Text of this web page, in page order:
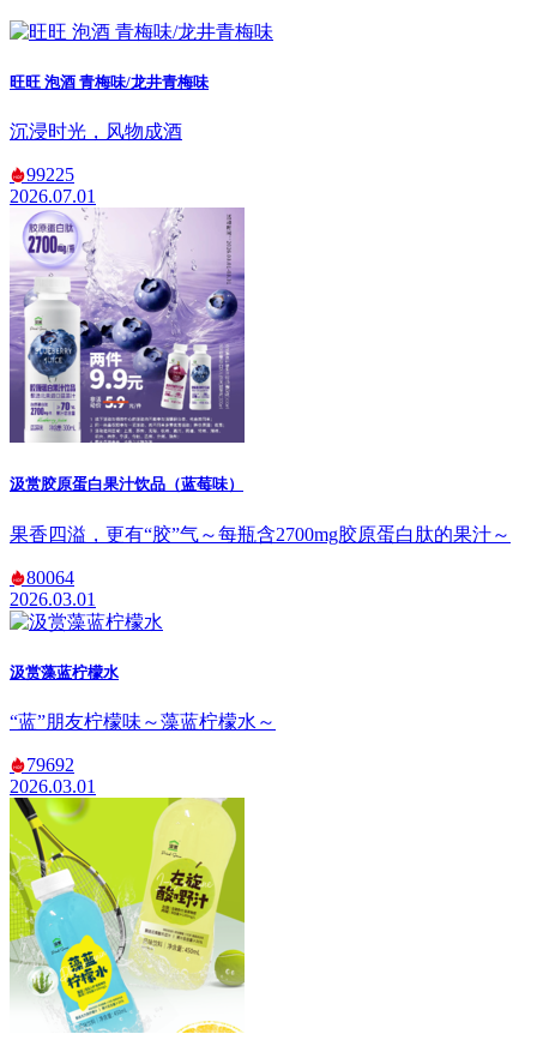
旺旺 泡酒 青梅味/龙井青梅味
沉浸时光，风物成酒
99225
2026.07.01
汲赏胶原蛋白果汁饮品（蓝莓味）
果香四溢，更有“胶”气～每瓶含2700mg胶原蛋白肽的果汁～
80064
2026.03.01
汲赏藻蓝柠檬水
“蓝”朋友柠檬味～藻蓝柠檬水～
79692
2026.03.01